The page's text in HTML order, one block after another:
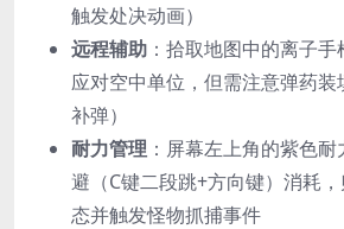
触发处决动画）
远程辅助 ：拾取地图中的离子
应对空中单位，但需注意弹药装
补弹）
耐力管理 ：屏幕左上角的紫色
避（C键二段跳+方向键）消耗
态并触发怪物抓捕事件